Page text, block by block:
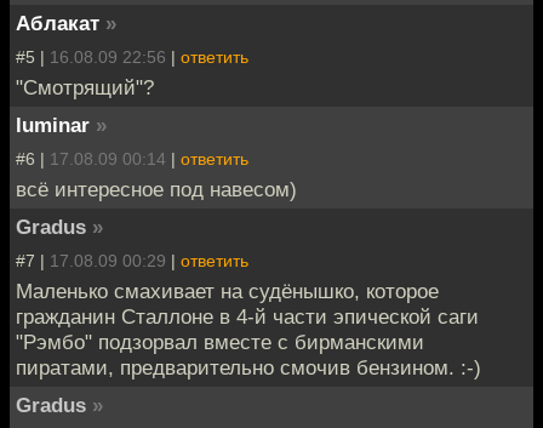
Аблакат »
#5 | 16.08.09 22:56 | ответить
"Смотрящий"?
luminar »
#6 | 17.08.09 00:14 | ответить
всё интересное под навесом)
Gradus »
#7 | 17.08.09 00:29 | ответить
Маленько смахивает на судёнышко, которое
гражданин Сталлоне в 4-й части эпической саги
"Рэмбо" подзорвал вместе с бирманскими
пиратами, предварительно смочив бензином. :-)
Gradus »